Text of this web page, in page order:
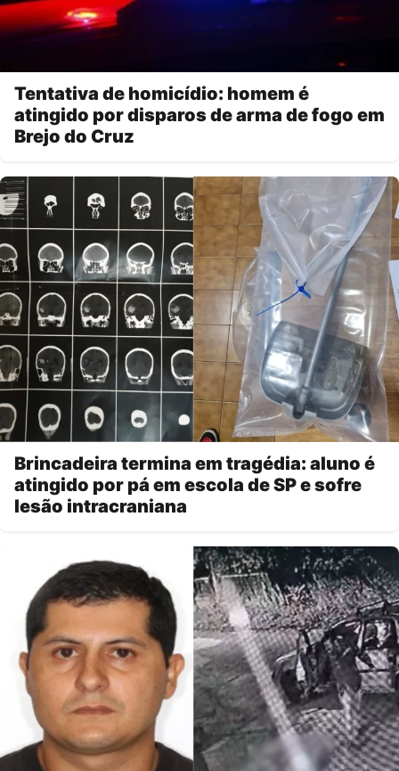
Tentativa de homicídio: homem é
atingido por disparos de arma de fogo em
Brejo do Cruz
Brincadeira termina em tragédia: aluno é
atingido por pá em escola de SP e sofre
lesão intracraniana